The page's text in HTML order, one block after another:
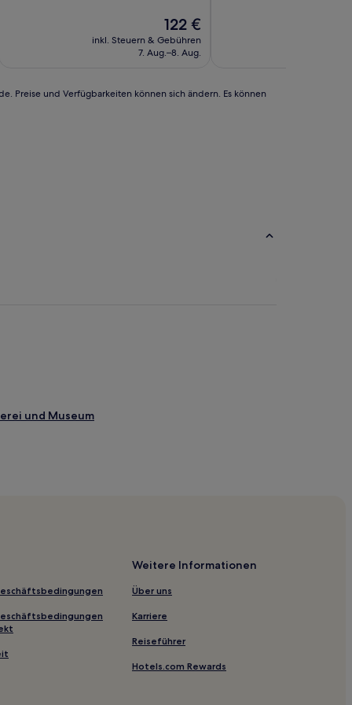
Der
Preis
beträgt
122 €
inkl. Steuern & Gebühren
7. Aug.–8. Aug.
Preise und Verfügbarkeiten können sich ändern. Es können
und Museum
Weitere Informationen
Über uns
Karriere
Reiseführer
Hotels.com Rewards